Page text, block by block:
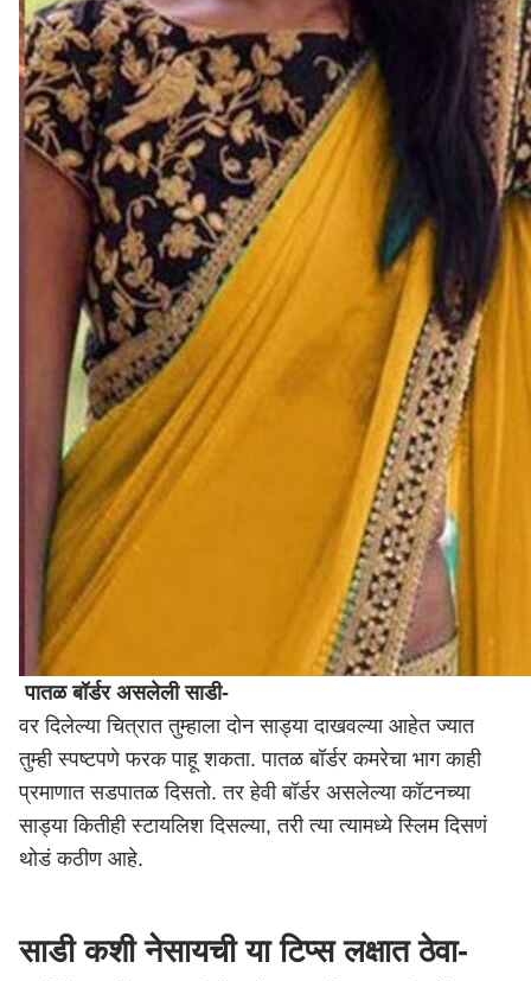
पातळ बॉर्डर असलेली साडी-
वर दिलेल्या चित्रात तुम्हाला दोन साड्या दाखवल्या आहेत ज्यात
तुम्ही स्पष्टपणे फरक पाहू शकता. पातळ बॉर्डर कमरेचा भाग काही
प्रमाणात सडपातळ दिसतो. तर हेवी बॉर्डर असलेल्या कॉटनच्या
साड्या कितीही स्टायलिश दिसल्या, तरी त्या त्यामध्ये स्लिम दिसणं
थोडं कठीण आहे.
साडी कशी नेसायची या टिप्स लक्षात ठेवा-